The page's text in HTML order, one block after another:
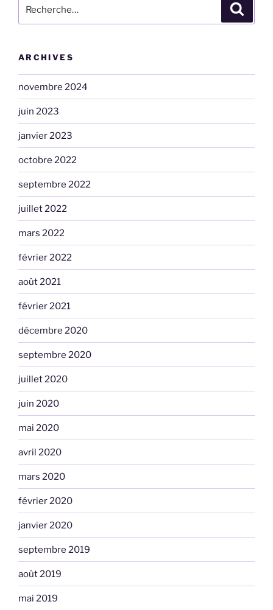
pour
ARCHIVES
novembre 2024
juin 2023
janvier 2023
octobre 2022
septembre 2022
juillet 2022
mars 2022
février 2022
août 2021
février 2021
décembre 2020
septembre 2020
juillet 2020
juin 2020
mai 2020
avril 2020
mars 2020
février 2020
janvier 2020
septembre 2019
août 2019
mai 2019